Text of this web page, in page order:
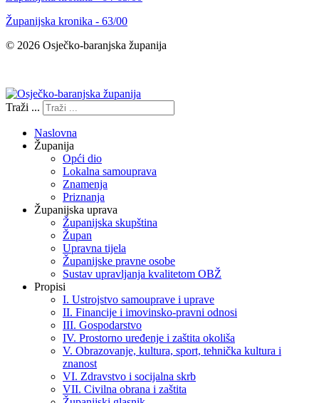
Županijska kronika - 63/00
© 2026 Osječko-baranjska županija
Traži ...
Naslovna
Županija
Opći dio
Lokalna samouprava
Znamenja
Priznanja
Županijska uprava
Županijska skupština
Župan
Upravna tijela
Županijske pravne osobe
Sustav upravljanja kvalitetom OBŽ
Propisi
I. Ustrojstvo samouprave i uprave
II. Financije i imovinsko-pravni odnosi
III. Gospodarstvo
IV. Prostorno uređenje i zaštita okoliša
V. Obrazovanje, kultura, sport, tehnička kultura i
znanost
VI. Zdravstvo i socijalna skrb
VII. Civilna obrana i zaštita